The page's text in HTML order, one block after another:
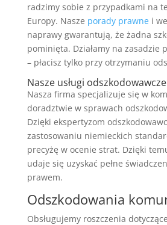
radzimy sobie z przypadkami na
Europy. Nasze porady prawnei
naprawy gwarantują, że żadna
pominięta. Działamy na zasadzie
– płacisz tylko przy otrzymaniu
Nasze usługi odszkodowawcze
Nasza firma specjalizuje się w
doradztwie w sprawach
Dzięki ekspertyzom
zastosowaniu niemieckich
precyżę w ocenie strat. Dzięki
udaje się uzyskać pełne
prawem.
Odszkodowania
Obsługujemy roszczenia